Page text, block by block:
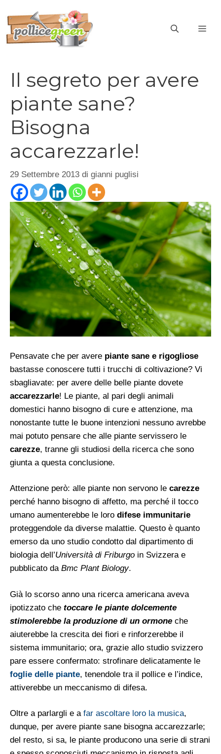
contenuto
Il segreto per avere
piante sane?
Bisogna
accarezzarle!
29 Settembre 2013 di gianni puglisi
Pensavate che per avere piante sane e rigogliose
bastasse conoscere tutti i trucchi di coltivazione? Vi
sbagliavate: per avere delle belle piante dovete
accarezzarle! Le piante, al pari degli animali
domestici hanno bisogno di cure e attenzione, ma
nonostante tutte le buone intenzioni nessuno avrebbe
mai potuto pensare che alle piante servissero le
carezze, tranne gli studiosi della ricerca che sono
giunta a questa conclusione.
Attenzione però: alle piante non servono le carezze
perché hanno bisogno di affetto, ma perché il tocco
umano aumenterebbe le loro difese immunitarie
proteggendole da diverse malattie. Questo è quanto
emerso da uno studio condotto dal dipartimento di
biologia dell’Università di Friburgo in Svizzera e
pubblicato da Bmc Plant Biology.
Già lo scorso anno una ricerca americana aveva
ipotizzato che toccare le piante dolcemente
stimolerebbe la produzione di un ormone che
aiuterebbe la crescita dei fiori e rinforzerebbe il
sistema immunitario; ora, grazie allo studio svizzero
pare essere confermato: strofinare delicatamente le
foglie delle piante, tenendole tra il pollice e l’indice,
attiverebbe un meccanismo di difesa.
Oltre a parlargli e a far ascoltare loro la musica,
dunque, per avere piante sane bisogna accarezzarle;
del resto, si sa, le piante producono una serie di strani